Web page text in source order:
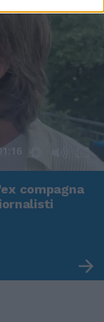
compagna